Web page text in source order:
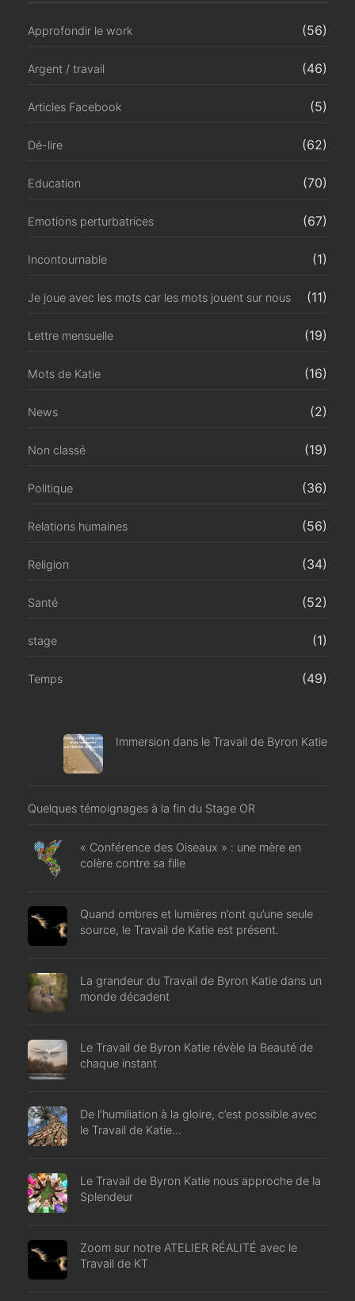
Approfondir le work (56)
Argent / travail (46)
Articles Facebook (5)
Dé-lire (62)
Education (70)
Emotions perturbatrices (67)
Incontournable (1)
Je joue avec les mots car les mots jouent sur nous (11)
Lettre mensuelle (19)
Mots de Katie (16)
News (2)
Non classé (19)
Politique (36)
Relations humaines (56)
Religion (34)
Santé (52)
stage (1)
Temps (49)
Immersion dans le Travail de Byron Katie
Quelques témoignages à la fin du Stage OR
« Conférence des Oiseaux » : une mère en
colère contre sa fille
Quand ombres et lumières n’ont qu’une seule
source, le Travail de Katie est présent.
La grandeur du Travail de Byron Katie dans un
monde décadent
Le Travail de Byron Katie révèle la Beauté de
chaque instant
De l’humiliation à la gloire, c’est possible avec
le Travail de Katie…
Le Travail de Byron Katie nous approche de la
Splendeur
Zoom sur notre ATELIER RÉALITÉ avec le
Travail de KT